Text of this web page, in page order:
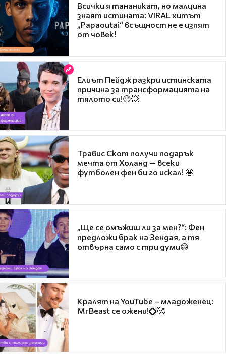
Всички я тананикат, но малцина
знаят истината: VIRAL хитът
„Papaoutai“ всъщност не е изпят
от човек!
Елиът Пейдж разкри истинската
причина за трансформацията на
тялото си!😯💥
Травис Скот получи подарък
мечта от Холанд — всеки
футболен фен би го искал! 🤩
„Ще се омъжиш ли за мен?“: Фен
предложи брак на Зендая, а тя
отвърна само с три думи😅
Кралят на YouTube – младоженец:
MrBeast се ожени!💍🥰